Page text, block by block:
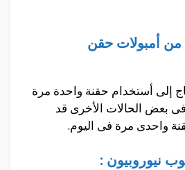
من أمبولات حقن
إلى أستخدام حقنة واحدة مرة
و فى بعض الحالات الأخرى قد
واحدى مرة فى اليوم.
نيوروبيون :